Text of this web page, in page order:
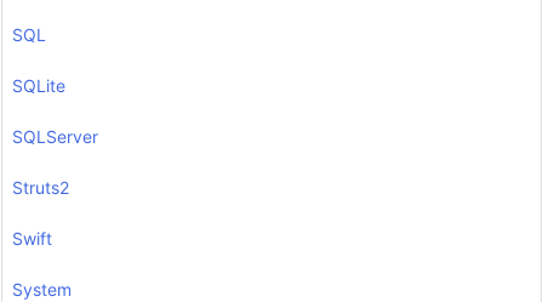
SQL
SQLite
SQLServer
Struts2
Swift
System